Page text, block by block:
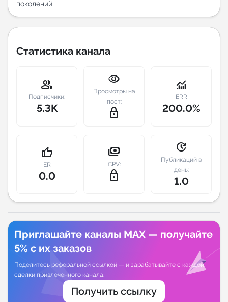
Индекс читаемости каналов в Telegram
Аналитика MAX каналов
Индивидуальное сопровождение
Аналитика Telegram
поколений
Статистика канала
group
Подписчики:
5.3K
visibility
Просмотры на
пост:
lock_outline
monitoring
ERR
200.0%
thumb_up
ER
0.0
payments
CPV:
lock_outline
update
Публикаций в
день:
1.0
Приглашайте каналы MAX — получайте
5% с их заказов
Поделитесь реферальной ссылкой — и зарабатывайте с каждой
сделки привлечённого канала.
Получить ссылку